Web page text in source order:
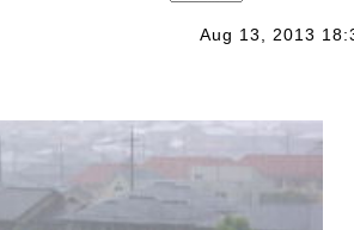
Aug 13, 2013